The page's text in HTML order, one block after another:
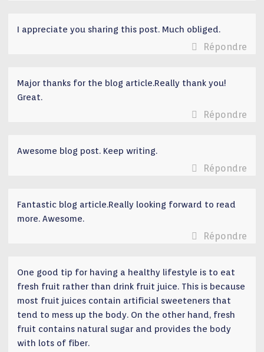
I appreciate you sharing this post. Much obliged.
Répondre
Major thanks for the blog article.Really thank you!
Great.
Répondre
Awesome blog post. Keep writing.
Répondre
Fantastic blog article.Really looking forward to read
more. Awesome.
Répondre
One good tip for having a healthy lifestyle is to eat
fresh fruit rather than drink fruit juice. This is because
most fruit juices contain artificial sweeteners that
tend to mess up the body. On the other hand, fresh
fruit contains natural sugar and provides the body
with lots of fiber.